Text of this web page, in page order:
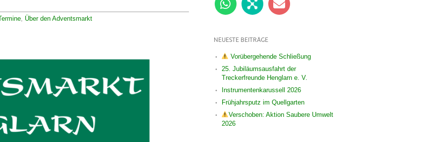
, Über den Adventsmarkt
NEUESTE BEITRÄGE
Vorübergehende Schließung
25. Jubiläumsausfahrt der
Treckerfreunde Henglarn e. V.
Instrumentenkarussell 2026
Frühjahrsputz im Quellgarten
Verschoben: Aktion Saubere Umwelt
2026